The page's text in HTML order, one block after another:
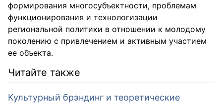
формирования многосубъектности, проблемам
функционирования и технологизации
региональной политики в отношении к молодому
поколению с привлечением и активным участием
ее объекта.
Читайте также
Культурный брэндинг и теоретические